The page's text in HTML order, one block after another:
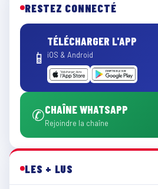
RESTEZ CONNECTÉ
📱
TÉLÉCHARGER L'APP
iOS & Android
✆CHAÎNE WHATSAPP
Rejoindre la chaîne
LES + LUS